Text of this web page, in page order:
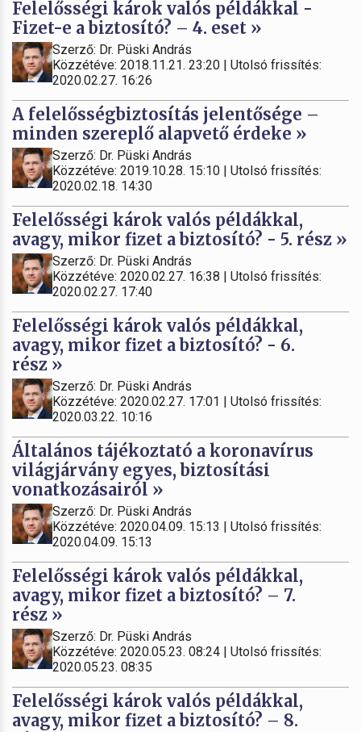
Felelősségi károk valós példákkal -
Fizet-e a biztosító? – 4. eset »
Szerző: Dr. Püski András
Közzétéve: 2018.11.21. 23:20 | Utolsó frissítés:
2020.02.27. 16:26
A felelősségbiztosítás jelentősége –
minden szereplő alapvető érdeke »
Szerző: Dr. Püski András
Közzétéve: 2019.10.28. 15:10 | Utolsó frissítés:
2020.02.18. 14:30
Felelősségi károk valós példákkal,
avagy, mikor fizet a biztosító? - 5. rész »
Szerző: Dr. Püski András
Közzétéve: 2020.02.27. 16:38 | Utolsó frissítés:
2020.02.27. 17:40
Felelősségi károk valós példákkal,
avagy, mikor fizet a biztosító? - 6.
rész »
Szerző: Dr. Püski András
Közzétéve: 2020.02.27. 17:01 | Utolsó frissítés:
2020.03.22. 10:16
Általános tájékoztató a koronavírus
világjárvány egyes, biztosítási
vonatkozásairól »
Szerző: Dr. Püski András
Közzétéve: 2020.04.09. 15:13 | Utolsó frissítés:
2020.04.09. 15:13
Felelősségi károk valós példákkal,
avagy, mikor fizet a biztosító? – 7.
rész »
Szerző: Dr. Püski András
Közzétéve: 2020.05.23. 08:24 | Utolsó frissítés:
2020.05.23. 08:35
Felelősségi károk valós példákkal,
avagy, mikor fizet a biztosító? – 8.